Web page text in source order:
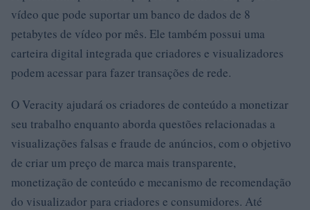
vídeo que pode suportar um banco de dados de 8
petabytes de vídeo por mês. Ele também possui uma
carteira digital integrada que criadores e visualizadores
podem acessar para fazer transações de rede.
O Veracity ajudará os criadores de conteúdo a monetizar
seu trabalho enquanto aborda questões relacionadas a
visualizações falsas e fraude de anúncios, com o objetivo
de criar um preço de marca mais transparente,
monetização de conteúdo e mecanismo de recomendação
do visualizador para criadores e consumidores. Até